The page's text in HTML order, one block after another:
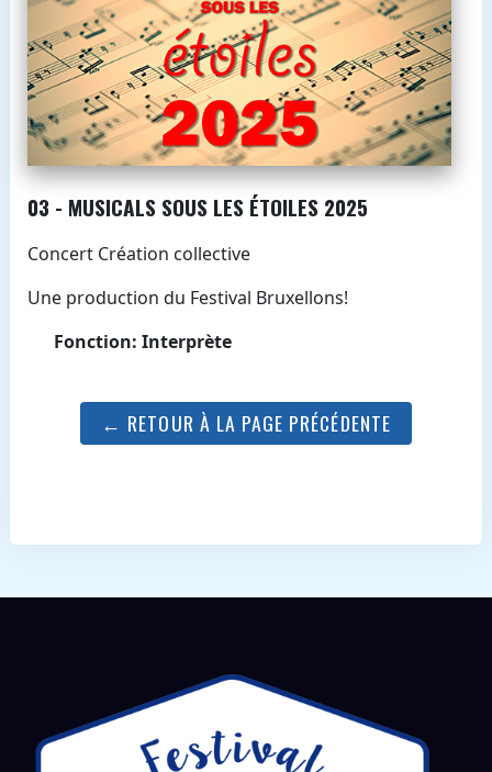
03 - MUSICALS SOUS LES ÉTOILES 2025
Concert Création collective
Une production du Festival Bruxellons!
Fonction: Interprète
← RETOUR À LA PAGE PRÉCÉDENTE